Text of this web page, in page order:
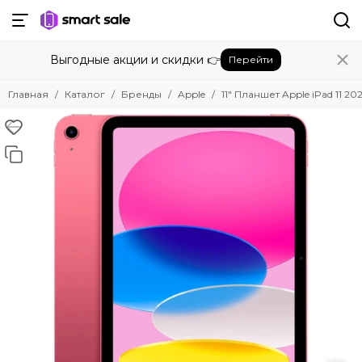
Назад
Бренды
Amazon
Apple
Bose
Выгодные акции и скидки 👉 Перейти
Главная Каталог Бренды Apple 11" Планшет Apple iPad 11